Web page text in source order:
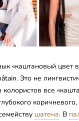
«каштановый цвет
Это не
все
шатена. В